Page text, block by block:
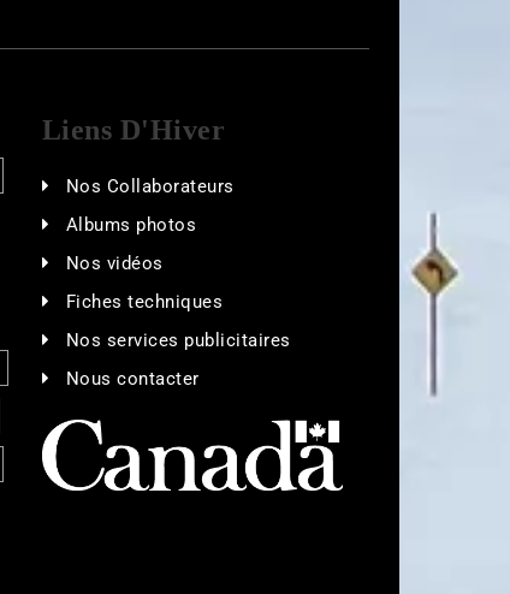
Liens D'Hiver
Nos Collaborateurs
Albums photos
Nos vidéos
Fiches techniques
Nos services publicitaires
Nous contacter